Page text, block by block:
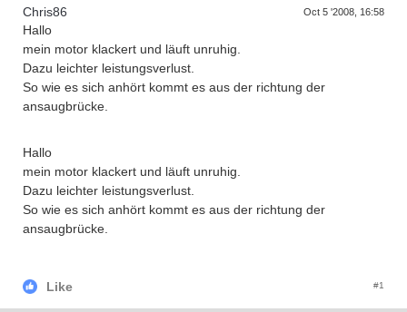
Chris86 Oct 5 '2008, 16:58
Hallo
mein motor klackert und läuft unruhig.
Dazu leichter leistungsverlust.
So wie es sich anhört kommt es aus der richtung der
ansaugbrücke.
Hallo
mein motor klackert und läuft unruhig.
Dazu leichter leistungsverlust.
So wie es sich anhört kommt es aus der richtung der
ansaugbrücke.
Like #1